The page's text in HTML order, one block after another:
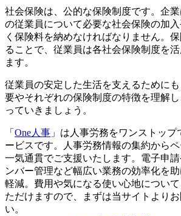
社会保険は、公的な保険制度です。企
の従業員について必要な社会保険の加
く保険料を納めなければなりません。
ることで、従業員は各社会保険制度を
ます。
従業員の安定した生活を支えるために
要やそれぞれの保険制度の特徴を理解
っていきましょう。
「 One人事 」は人事労務をワンストッ
ービスです。人事労務情報の集約からペ
一気通貫でご支援いたします。電子申
ンバー管理など幅広い業務の効率化を
軽減。費用や気になる使い心地につい
ただけますので、まずは当サイトより
い。